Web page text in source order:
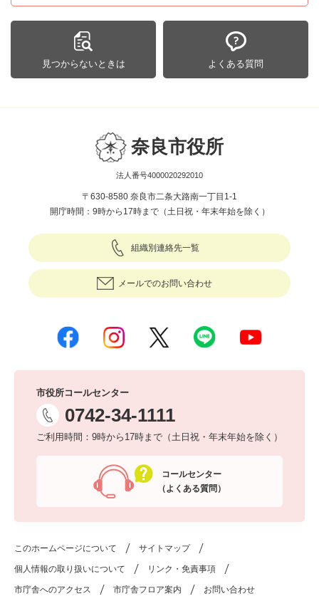
見つからないときは よくある質問
奈良市役所
法人番号4000020292010
〒630-8580 奈良市二条大路南一丁目1-1
開庁時間：9時から17時まで（土日祝・年末年始を除く）
組織別連絡先一覧
メールでのお問い合わせ
市役所コールセンター
0742-34-1111
ご利用時間：9時から17時まで（土日祝・年末年始を除く）
コールセンター
（よくある質問）
このホームページについて サイトマップ
個人情報の取り扱いについて リンク・免責事項
市庁舎へのアクセス 市庁舎フロア案内 お問い合わせ